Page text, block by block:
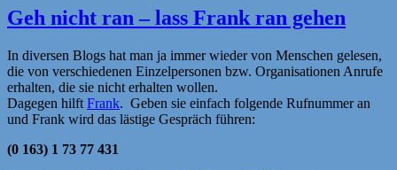
Geh nicht ran – lass Frank ran gehen
In diversen Blogs hat man ja immer wieder von Menschen gelesen,
die von verschiedenen Einzelpersonen bzw. Organisationen Anrufe
erhalten, die sie nicht erhalten wollen.
Dagegen hilft Frank. Geben sie einfach folgende Rufnummer an
und Frank wird das lästige Gespräch führen:
(0 163) 1 73 77 431